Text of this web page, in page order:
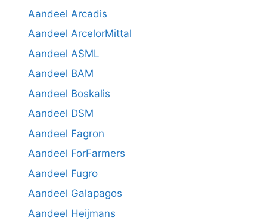
Aandeel Arcadis
Aandeel ArcelorMittal
Aandeel ASML
Aandeel BAM
Aandeel Boskalis
Aandeel DSM
Aandeel Fagron
Aandeel ForFarmers
Aandeel Fugro
Aandeel Galapagos
Aandeel Heijmans